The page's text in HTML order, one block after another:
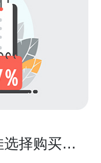
择购买台